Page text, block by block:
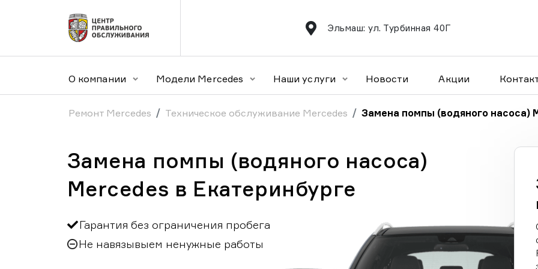
Эльмаш: ул. Турбинная 40Г
О компании Модели Mercedes Наши услуги Новости Акции
Ремонт Mercedes Техническое обслуживание Mercedes Замена помпы (водяного насоса)
Замена помпы (водяного насоса)
Mercedes в Екатеринбурге
Гарантия без ограничения пробега
Не навязывыем ненужные работы